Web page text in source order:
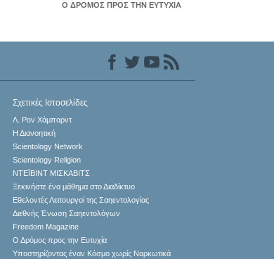
Ο ΔΡOΜΟΣ ΠΡΟΣ ΤΗΝ ΕΥΤΥΧIΑ
Σχετικές Ιστοσελίδες
Λ. Ρον Χάμπαρντ
Η Διανοητική
Scientology Network
Scientology Religion
ΝΤΕΪΒΙΝΤ ΜΙΣΚAΒΙΤΣ
Ξεκινήστε ένα μάθημα στο Διαδίκτυο
Εθελοντές Λειτουργοί της Σαηεντολογίας
Διεθνής Ένωση Σαηεντολόγων
Freedom Magazine
Ο Δρόμος προς την Ευτυχία
Υποστηρίζοντας έναν Κόσμο χωρίς Ναρκωτικά